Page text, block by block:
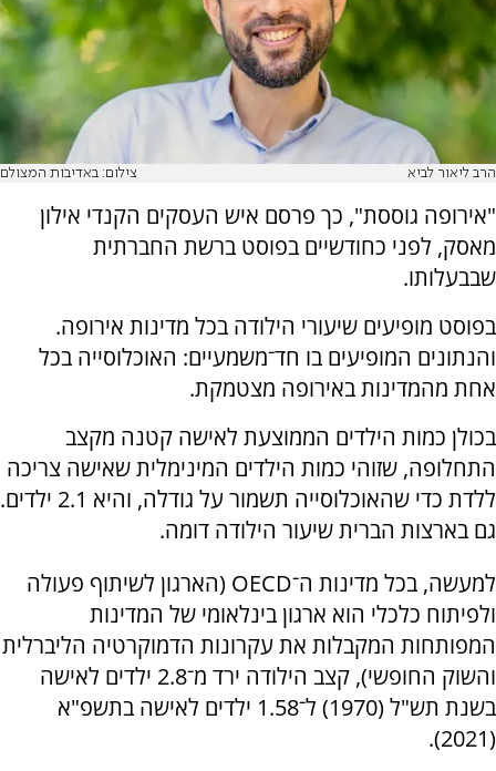
הרב ליאור לביא צילום: באדיבות המצולם
"אירופה גוססת", כך פרסם איש העסקים הקנדי אילון
מאסק, לפני כחודשיים בפוסט ברשת החברתית
שבבעלותו.
בפוסט מופיעים שיעורי הילודה בכל מדינות אירופה.
והנתונים המופיעים בו חד־משמעיים: האוכלוסייה בכל
אחת מהמדינות באירופה מצטמקת.
בכולן כמות הילדים הממוצעת לאישה קטנה מקצב
התחלופה, שזוהי כמות הילדים המינימלית שאישה צריכה
ללדת כדי שהאוכלוסייה תשמור על גודלה, והיא 2.1 ילדים.
גם בארצות הברית שיעור הילודה דומה.
למעשה, בכל מדינות ה־OECD (הארגון לשיתוף פעולה
ולפיתוח כלכלי הוא ארגון בינלאומי של המדינות
המפותחות המקבלות את עקרונות הדמוקרטיה הליברלית
והשוק החופשי), קצב הילודה ירד מ־2.8 ילדים לאישה
בשנת תש"ל (1970) ל־1.58 ילדים לאישה בתשפ"א
(2021).